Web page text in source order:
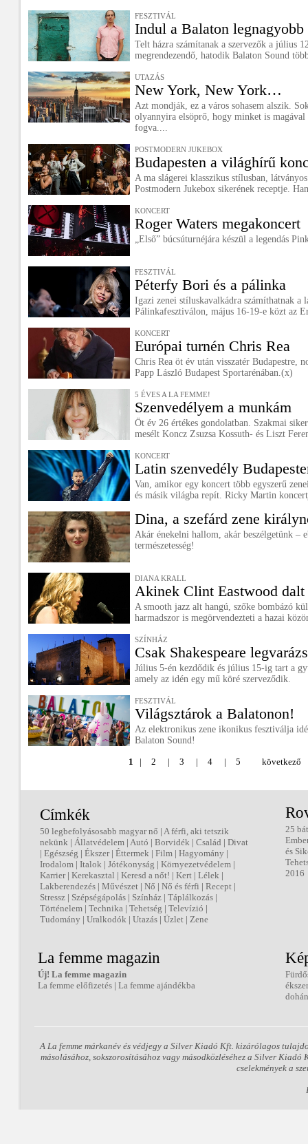
FESZTIVÁL
Indul a Balaton
Telt házra számítanak a szervezők a július
megrendezendő, hatodik Balaton Sound
UTAZÁS
New York, New York…
Azt mondják, ez a város sohasem alszik.
olyannyira elsöprő, hogy minket is
fogva....
POSTMODERN JUKEBOX
Budapesten a világhírű
A ma slágerei klasszikus stílusban,
Postmodern Jukebox sikerének receptje.
KONCERT
Roger Waters megakoncert
„Első” búcsúturnéjára készül a legendás
FESZTIVÁL
Péterfy Bori és a pálinka
Igazi zenei stíluskavalkádra számíthatnak a
Pálinkafesztiválon, május 16-19-e közt az
KONCERT
Európai turnén Chris Rea
Chris Rea öt év után visszatér Budapestre,
Papp László Budapest Sportarénában.(x)
5 ÉVES A LA FEMME!
Szenvedélyem a munkám
Öt év 26 értékes gondolatban. Szakmai
mesélt Koncz Zsuzsa Kossuth- és Liszt
KONCERT
Latin szenvedély
Van, amikor egy koncert több egyszerű
és másik világba repít. Ricky Martin
Dina, a szefárd zene
Akár énekelni hallom, akár beszélgetünk –
természetesség!
DIANA KRALL
Akinek Clint Eastwood
A smooth jazz alt hangú, szőke bombázó
harmadszor is megörvendezteti a hazai
SZÍNHÁZ
Csak Shakespeare
Július 5-én kezdődik és július 15-ig tart a
amely az idén egy mű köré szerveződik.
FESZTIVÁL
Világsztárok a Balatonon!
Az elektronikus zene ikonikus fesztiválja
Balaton Sound!
1 | 2 | 3 | 4 | 5 következő
Címkék
50 legbefolyásosabb magyar nő | A férfi, aki tetszik
nekünk | Állatvédelem | Autó | Borvidék | Család | Divat
| Egészség | Ékszer| Éttermek | Film | Hagyomány |
Irodalom | Italok | Jótékonyság | Környezetvédelem |
Karrier| Kerekasztal | Keresd a nőt! | Kert | Lélek |
Lakberendezés | Művészet | Nő | Nő és férfi | Recept |
Stressz | Szépségápolás | Színház | Táplálkozás |
Történelem | Technika | Tehetség | Televízió |
Tudomány | Uralkodók | Utazás | Üzlet | Zene
25
és
2016
La femme magazin
Új! La femme magazin
La femme előfizetés | La femme ajándékba
A La femme márkanév és védjegy a Silver Kiadó Kft. kizárólagos
másolásához, sokszorosításához vagy másodközléséhez a Silver
cselekmények a